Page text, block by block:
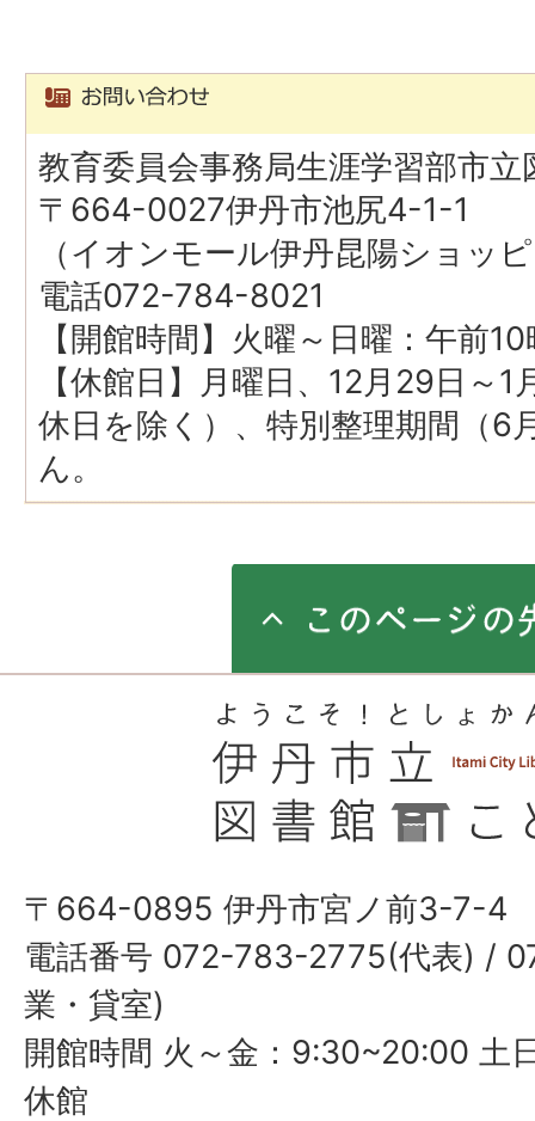
教育委員会事務局生涯学習部市立
〒664-0027伊丹市池尻4-1-1
（イオンモール伊丹昆陽ショッ
電話072-784-8021
【開館時間】火曜～日曜：午前
【休館日】月曜日、12月29日～
休日を除く）、特別整理期間（6
ん。
〒664-0895 伊丹市宮ノ前3-7-4
電話番号 072-783-2775(代表) /
業・貸室)
開館時間 火～金：9:30~20:00 土
休館